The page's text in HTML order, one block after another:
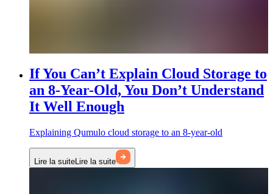
If You Can’t Explain Cloud Storage to
an 8-Year-Old, You Don’t Understand
It Well Enough
Explaining Qumulo cloud storage to an 8-year-old
Lire la suite Lire la suite